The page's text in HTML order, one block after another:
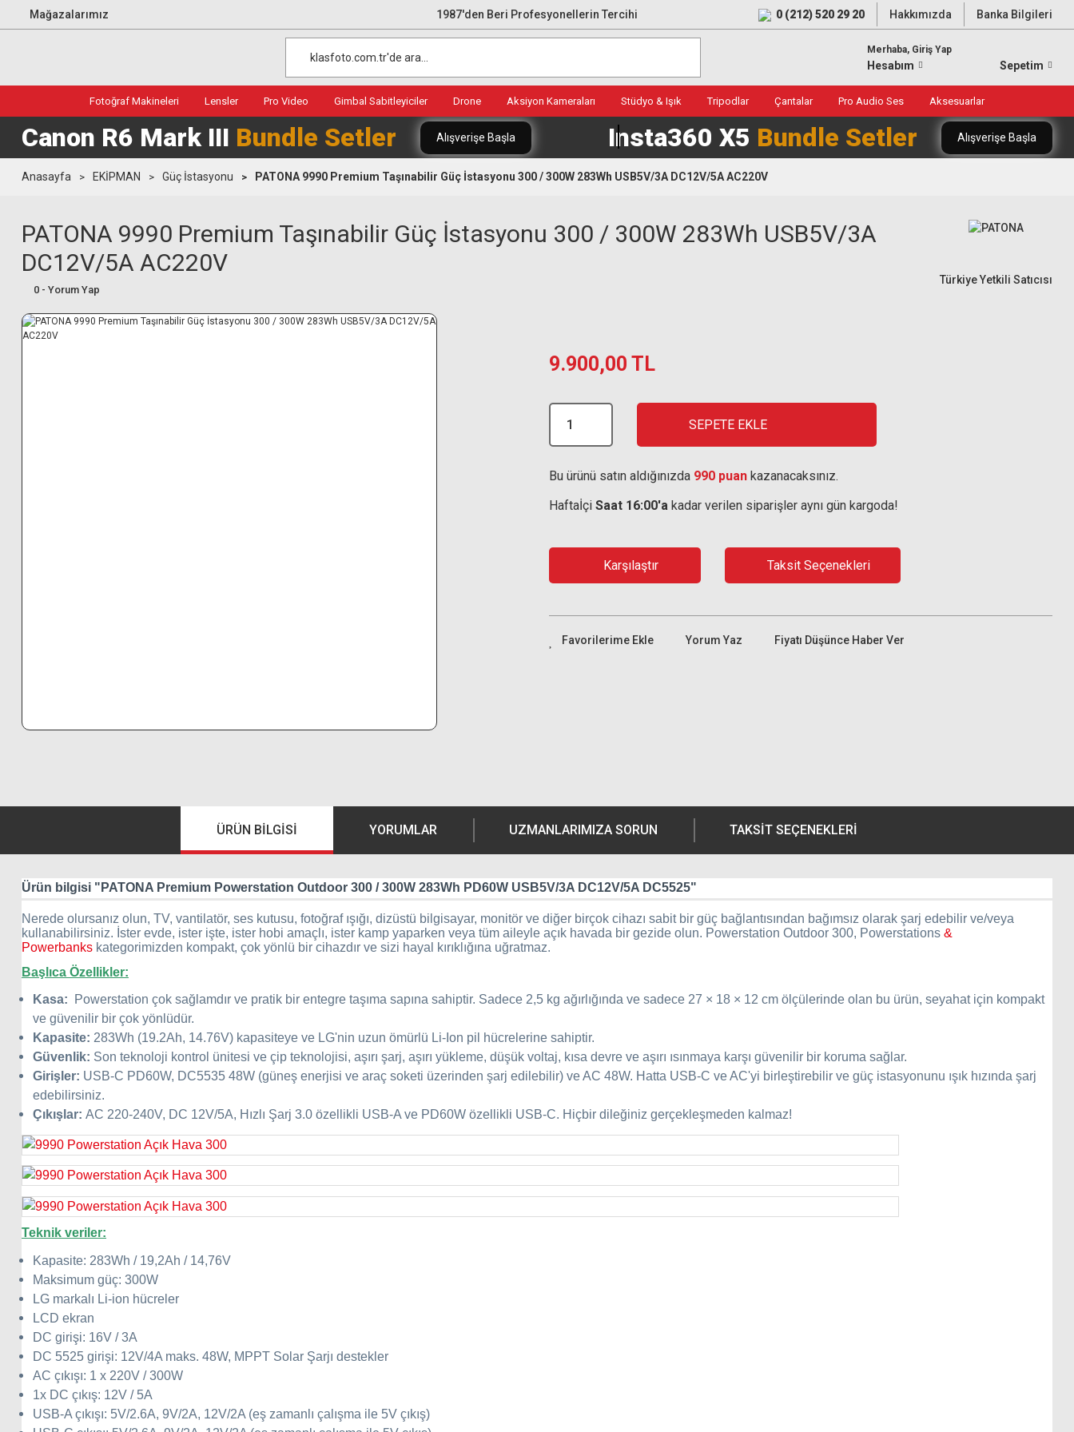
Mağazalarımız 1987'den Beri Profesyonellerin Tercihi 0 (212) 520 29 20 Hakkımızda Banka Bilgileri
Merhaba, Giriş Yap
Hesabım Sepetim
Fotoğraf Makineleri Lensler Pro Video Gimbal Sabitleyiciler Drone Aksiyon Kameraları Stüdyo & Işık Tripodlar Çantalar Pro Audio Ses Aksesuarlar
Canon R6 Mark III Bundle Setler Alışverişe Başla Insta360 X5 Bundle Setler Alışverişe Başla
Anasayfa EKİPMAN Güç İstasyonu PATONA 9990 Premium Taşınabilir Güç İstasyonu 300 / 300W 283Wh USB5V/3A DC12V/5A AC220V
PATONA 9990 Premium Taşınabilir Güç İstasyonu 300 / 300W 283Wh USB5V/3A
DC12V/5A AC220V
0 - Yorum Yap
Türkiye Yetkili Satıcısı
9.900,00 TL
SEPETE EKLE
Bu ürünü satın aldığınızda 990 puan kazanacaksınız.
Haftaİçi Saat 16:00'a kadar verilen siparişler aynı gün kargoda!
Karşılaştır Taksit Seçenekleri
Yorum Yaz Fiyatı Düşünce Haber Ver
ÜRÜN BILGISI YORUMLAR UZMANLARIMIZA SORUN TAKSIT SEÇENEKLERI
Ürün bilgisi "PATONA Premium Powerstation Outdoor 300 / 300W 283Wh PD60W USB5V/3A DC12V/5A DC5525"
Nerede olursanız olun, TV, vantilatör, ses kutusu, fotoğraf ışığı, dizüstü bilgisayar, monitör ve diğer birçok cihazı sabit bir güç bağlantısından bağımsız olarak şarj edebilir ve/veya
kullanabilirsiniz. İster evde, ister işte, ister hobi amaçlı, ister kamp yaparken veya tüm aileyle açık havada bir gezide olun. Powerstation Outdoor 300, Powerstations &
Powerbanks kategorimizden kompakt, çok yönlü bir cihazdır ve sizi hayal kırıklığına uğratmaz.
Başlıca Özellikler:
Kasa: Powerstation çok sağlamdır ve pratik bir entegre taşıma sapına sahiptir. Sadece 2,5 kg ağırlığında ve sadece 27 × 18 × 12 cm ölçülerinde olan bu ürün, seyahat için kompakt
ve güvenilir bir çok yönlüdür.
Kapasite: 283Wh (19.2Ah, 14.76V) kapasiteye ve LG'nin uzun ömürlü Li-Ion pil hücrelerine sahiptir.
Güvenlik: Son teknoloji kontrol ünitesi ve çip teknolojisi, aşırı şarj, aşırı yükleme, düşük voltaj, kısa devre ve aşırı ısınmaya karşı güvenilir bir koruma sağlar.
Girişler: USB-C PD60W, DC5535 48W (güneş enerjisi ve araç soketi üzerinden şarj edilebilir) ve AC 48W. Hatta USB-C ve AC'yi birleştirebilir ve güç istasyonunu ışık hızında şarj
edebilirsiniz.
Çıkışlar: AC 220-240V, DC 12V/5A, Hızlı Şarj 3.0 özellikli USB-A ve PD60W özellikli USB-C. Hiçbir dileğiniz gerçekleşmeden kalmaz!
Teknik veriler:
Kapasite: 283Wh / 19,2Ah / 14,76V
Maksimum güç: 300W
LG markalı Li-ion hücreler
LCD ekran
DC girişi: 16V / 3A
DC 5525 girişi: 12V/4A maks. 48W, MPPT Solar Şarjı destekler
AC çıkışı: 1 x 220V / 300W
1x DC çıkış: 12V / 5A
USB-A çıkışı: 5V/2.6A, 9V/2A, 12V/2A (eş zamanlı çalışma ile 5V çıkış)